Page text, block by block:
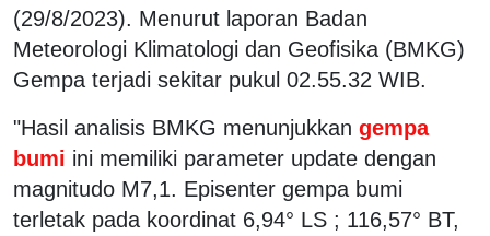
(29/8/2023). Menurut laporan Badan
Meteorologi Klimatologi dan Geofisika (BMKG)
Gempa terjadi sekitar pukul 02.55.32 WIB.
"Hasil analisis BMKG menunjukkan gempa
bumi ini memiliki parameter update dengan
magnitudo M7,1. Episenter gempa bumi
terletak pada koordinat 6,94° LS ; 116,57° BT,